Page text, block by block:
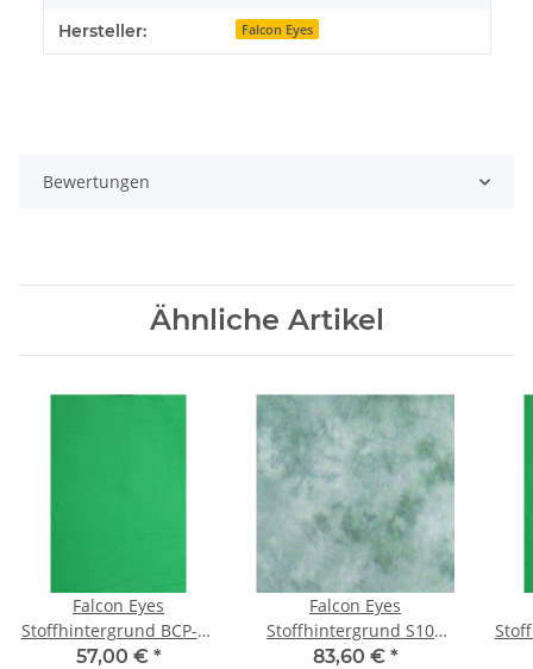
Hersteller: Falcon Eyes
Bewertungen
Ähnliche Artikel
Falcon Eyes
Stoffhintergrund BCP-10
2,9x5 m Chroma Grün
57,00 € *
Falcon Eyes
Stoffhintergrund S101
2,9x7 m
83,60 € *